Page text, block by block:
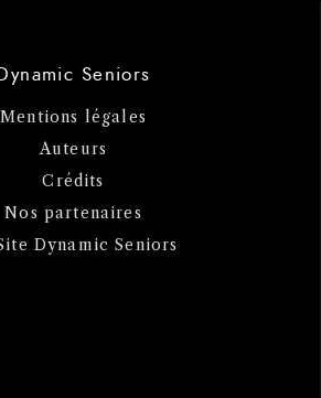
Seniors
Mentions légales
Auteurs
Crédits
Nos partenaires
Dynamic Seniors